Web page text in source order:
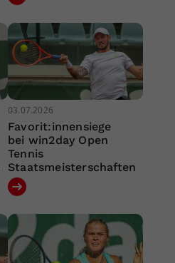
03.07.2026
Favorit:innensiege
bei win2day Open
Tennis
Staatsmeisterschaften